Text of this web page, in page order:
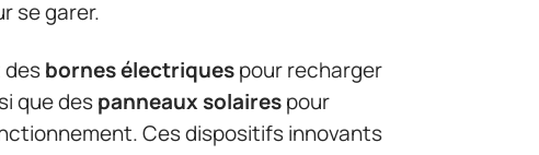
se garer.
bornes électriquespour recharger
que despanneaux solairespour
Ces dispositifs innovants